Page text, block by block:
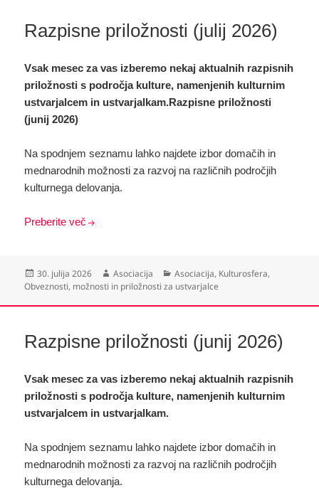
Razpisne priložnosti (julij 2026)
Vsak mesec za vas izberemo nekaj aktualnih razpisnih
priložnosti s področja kulture, namenjenih kulturnim
ustvarjalcem in ustvarjalkam.Razpisne priložnosti
(junij 2026)
Na spodnjem seznamu lahko najdete izbor domačih in
mednarodnih možnosti za razvoj na različnih področjih
kulturnega delovanja.
Preberite več
Objavljeno
dne
30. julija 2026 Avtor
Asociacija Kategorije
Asociacija, Kulturosfera,
Obveznosti, možnosti in priložnosti za ustvarjalce
Razpisne priložnosti (junij 2026)
Vsak mesec za vas izberemo nekaj aktualnih razpisnih
priložnosti s področja kulture, namenjenih kulturnim
ustvarjalcem in ustvarjalkam.
Na spodnjem seznamu lahko najdete izbor domačih in
mednarodnih možnosti za razvoj na različnih področjih
kulturnega delovanja.